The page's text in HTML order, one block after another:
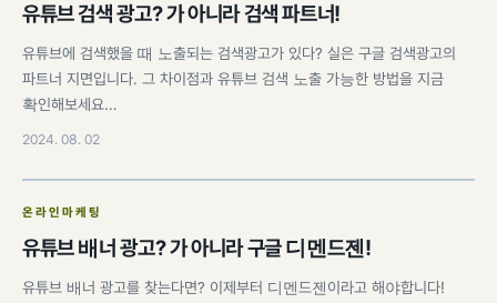
유튜브 검색 광고? 가 아니라 검색 파트너!
유튜브에 검색했을 때 노출되는 검색광고가 있다? 실은 구글 검색광고의
파트너 지면입니다. 그 차이점과 유튜브 검색 노출 가능한 방법을 지금
확인해보세요…
2024. 08. 02
온라인마케팅
유튜브 배너 광고? 가 아니라 구글 디멘드젠!
유튜브 배너 광고를 찾는다면? 이제부터 디멘드젠이라고 해야합니다!